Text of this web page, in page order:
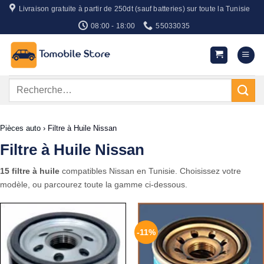
Passer
contenu
Livraison gratuite à partir de 250dt (sauf batteries) sur toute la Tunisie
08:00 - 18:00 55033035
Recherche
Pièces auto › Filtre à Huile Nissan
Filtre à Huile Nissan
15 filtre à huile compatibles Nissan en Tunisie. Choisissez votre
modèle, ou parcourez toute la gamme ci-dessous.
-11%